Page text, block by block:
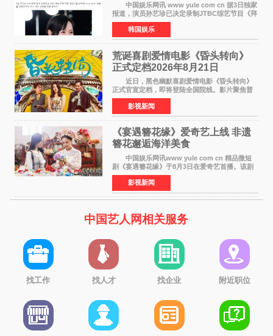
中国娱乐网讯 www yule com cn 据3日独家
报道，演员孙艺珍已决定录制JTBC综艺节目《拜
托了冰箱》，目前正在协调具体细节。这是孙艺
珍首次公开个人冰箱，也是她婚后首次以玄彬的
妻子身份参与
韩国娱乐
荒诞喜剧爱情电影《昏头转向》
正式定档2026年8月21日
近日，黑色幽默喜剧爱情电影《昏头转向》
正式官宣定档，即将登陆全国院线。影片聚焦普
通人的荒诞生活，以戏谑诙谐的镜头语言、反转
不断的剧情，融合爆笑喜剧与细腻爱情元素，打
造出一部接地气
影视新闻
《宴遇簪花缘》爱奇艺上线 非遗
簪花邂逅海洋美食
中国娱乐网讯www yule com cn 精品微短
剧《宴遇簪花缘》于8月3日在爱奇艺首播。该剧
是泉州荣膺世界美食之都后推出的首部美食主题
文旅微短剧，实力派演员孙茜特别出演簪花非遗
传承人，她曾参演
影视新闻
中国艺人网相关服务
找工作 找人才 找企业 附近职位